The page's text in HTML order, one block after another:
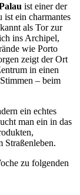
ist einer der
ist ein charmantes
als Tor zur
ins Archipel,
wie Porto
zeigt der Ort
in einen
– beim
ein echtes
man ein in das
Straßenleben.
zu folgenden